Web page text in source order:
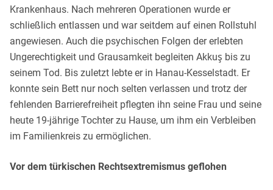
Krankenhaus. Nach mehreren Operationen wurde er
schließlich entlassen und war seitdem auf einen Rollstuhl
angewiesen. Auch die psychischen Folgen der erlebten
Ungerechtigkeit und Grausamkeit begleiten Akkuş bis zu
seinem Tod. Bis zuletzt lebte er in Hanau-Kesselstadt. Er
konnte sein Bett nur noch selten verlassen und trotz der
fehlenden Barrierefreiheit pflegten ihn seine Frau und seine
heute 19-jährige Tochter zu Hause, um ihm ein Verbleiben
im Familienkreis zu ermöglichen.
Vor dem türkischen Rechtsextremismus geflohen